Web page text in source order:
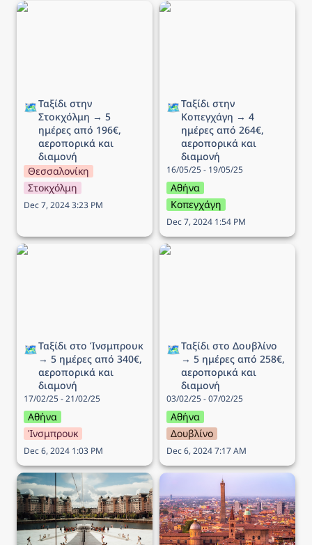
Ταξίδι στην Στοκχόλμη →
🗺️Ταξίδι στην
Στοκχόλμη → 5
ημέρες από 196€,
αεροπορικά και
διαμονή
Θεσσαλονίκη
Στοκχόλμη
Dec 7, 2024 3:23 PM
Ταξίδι στην Κοπεγχάγη →
🗺️Ταξίδι στην
Κοπεγχάγη → 4
ημέρες από 264€,
αεροπορικά και
διαμονή
16/05/25 - 19/05/25
Αθήνα
Κοπεγχάγη
Dec 7, 2024 1:54 PM
Ταξίδι στo Ίνσμπρουκ →
🗺️Ταξίδι στo Ίνσμπρουκ
→ 5 ημέρες από 340€,
αεροπορικά και
διαμονή
17/02/25 - 21/02/25
Αθήνα
Ίνσμπρουκ
Dec 6, 2024 1:03 PM
Ταξίδι στο Δουβλίνο → 5
🗺️Ταξίδι στο Δουβλίνο
→ 5 ημέρες από 258€,
αεροπορικά και
διαμονή
03/02/25 - 07/02/25
Αθήνα
Δουβλίνο
Dec 6, 2024 7:17 AM
Ταξίδι στο Όσλο → 6
ημέρες από 351€,
αεροπορικά και διαμονή
Ταξίδι στην Μπολόνια →
4 ημέρες από 238€,
αεροπορικά και διαμονή